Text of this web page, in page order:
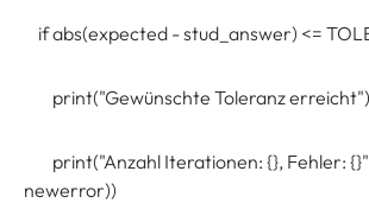
if abs(expected - stud_answer) <=
print("Gewünschte Toleranz erreicht")
print("Anzahl Iterationen: {}, Fehler:
newerror))